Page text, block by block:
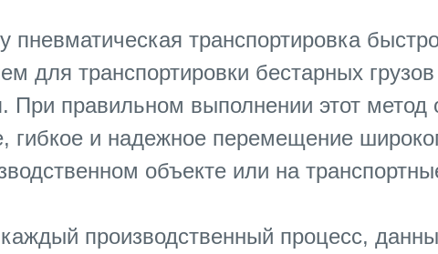
пневматическая транспортировка
для транспортировки бестарных грузов
При правильном выполнении этот метод
гибкое и надежное перемещение
объекте или на
производственный процесс,